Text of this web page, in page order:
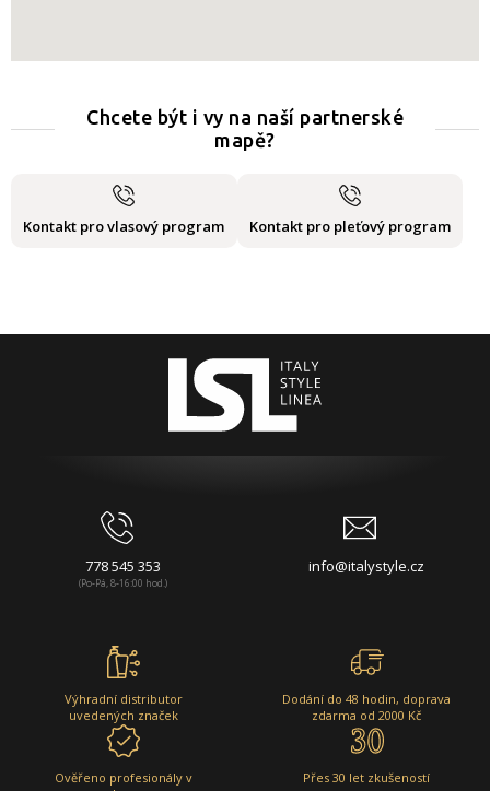
Chcete být i vy na naší partnerské
mapě?
Kontakt pro vlasový program Kontakt pro pleťový program
778 545 353
(Po-Pá, 8-16:00 hod.)
info@italystyle.cz
Výhradní distributor
uvedených značek
Dodání do 48 hodin, doprava
zdarma od 2000 Kč
Ověřeno profesionály v
Přes 30 let zkušeností